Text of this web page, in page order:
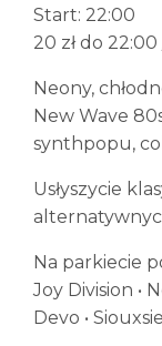
Start: 22:00
20 zł do
Neony,
New Wave
synthpopu,
Usłyszycie
Na parkiecie
Joy Division •
Devo •